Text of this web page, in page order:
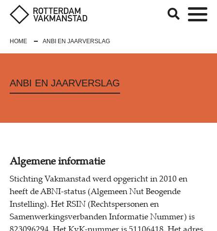
HOME ANBI EN JAARVERSLAG
ANBI EN JAARVERSLAG
Algemene informatie
Stichting Vakmanstad werd opgericht in 2010 en
heeft de ABNI-status (Algemeen Nut Beogende
Instelling). Het RSIN (Rechtspersonen en
Samenwerkingsverbanden Informatie Nummer) is